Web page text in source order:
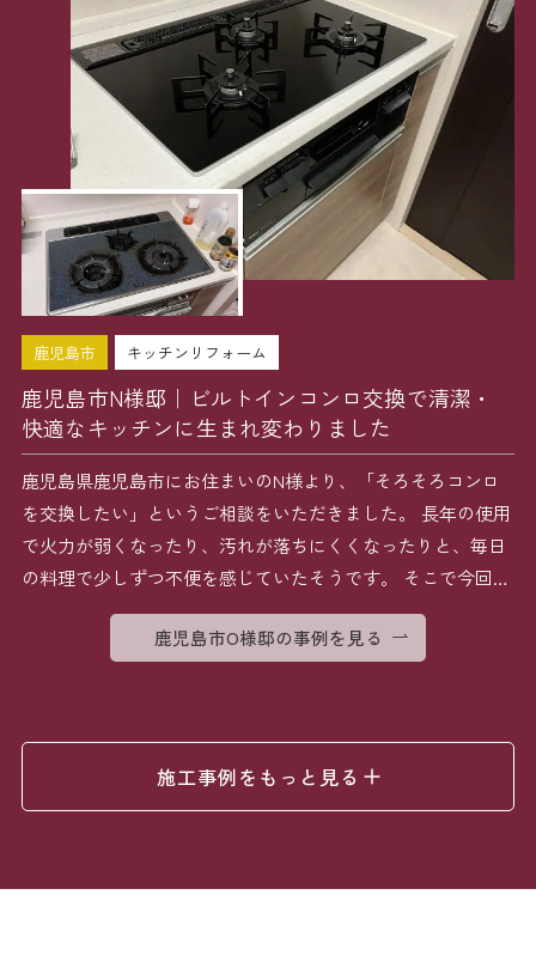
鹿児島市 キッチンリフォーム
鹿児島市N様邸｜ビルトインコンロ交換で清潔・
快適なキッチンに生まれ変わりました
鹿児島県鹿児島市にお住まいのN様より、「そろそろコンロ
を交換したい」というご相談をいただきました。 長年の使用
で火力が弱くなったり、汚れが落ちにくくなったりと、毎日
の料理で少しずつ不便を感じていたそうです。 そこで今回は
鹿児島市O様邸の事例を見る
施工事例をもっと見る